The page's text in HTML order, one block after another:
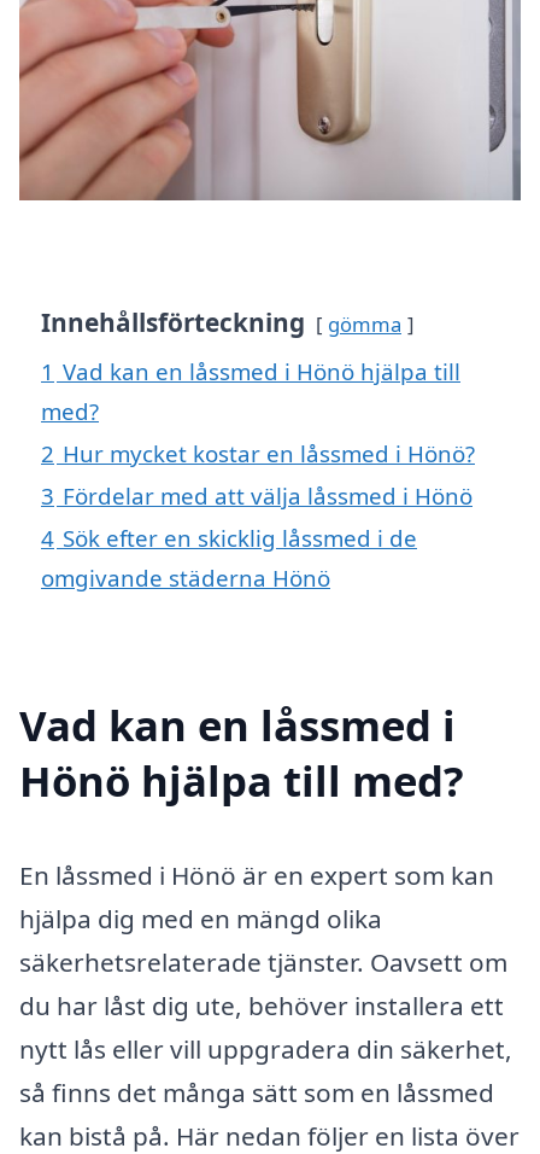
Innehållsförteckning gömma
1 Vad kan en låssmed i Hönö hjälpa till
med?
2 Hur mycket kostar en låssmed i Hönö?
3 Fördelar med att välja låssmed i Hönö
4 Sök efter en skicklig låssmed i de
omgivande städerna Hönö
Vad kan en låssmed i
Hönö hjälpa till med?
En låssmed i Hönö är en expert som kan
hjälpa dig med en mängd olika
säkerhetsrelaterade tjänster. Oavsett om
du har låst dig ute, behöver installera ett
nytt lås eller vill uppgradera din säkerhet,
så finns det många sätt som en låssmed
kan bistå på. Här nedan följer en lista över